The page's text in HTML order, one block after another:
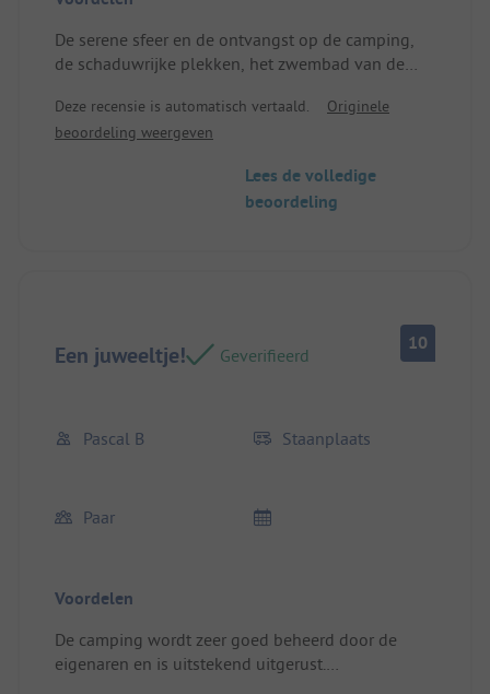
De serene sfeer en de ontvangst op de camping,
de schaduwrijke plekken, het zwembad van de
kleinschalige camping, met alle voorzieningen in
de buurt. Plaats / huuraccommodatie: Praktisch en
maaltijden te bereiden. Comfortabele
slaapplaatsen en een groot, overdekt terras. Goede
Deze recensie is automatisch vertaald.
Originele
beoordeling weergeven
Lees de volledige
beoordeling
Een juweeltje! Geverifieerd
10
Pascal B Staanplaats
Paar
Voordelen
De camping wordt zeer goed beheerd door de
eigenaren en is uitstekend uitgerust.